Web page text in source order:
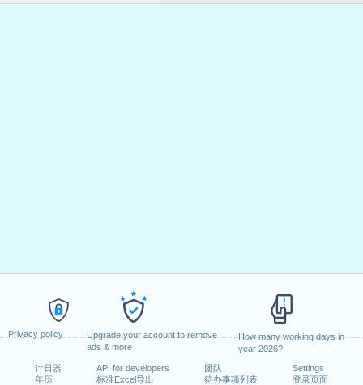
Privacy policy
Upgrade your account to remove
ads & more
How many working days in
year 2026?
计日器
年历
API for developers
标准Excel导出
团队
待办事项列表
Settings
登录页面